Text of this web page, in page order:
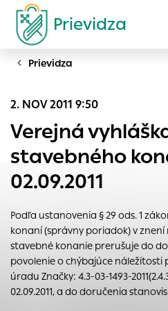
Prievidza
Vyhľadávanie
Prievidza
2. NOV 2011 9:50
Verejná
stavebného
02.09.2011
Podľa ustanovenia § 29 ods. 1
konaní (správny poriadok) v
stavebné konanie prerušuje do
povolenie o chýbajúce náležitosti
úradu Značky: 4.3-03-1493-
02.09.2011, a do doručenia
Nastavenie cookies
Cookies sú malé súbory, do
ukladať informácie o vašej
Používajú sa napríklad k tomu,
voľba v tomto okne.
Vyberte úroveň cookies,
Technické cookies
Technické súbory cookie sú pre
pomáhajú urobiť webové